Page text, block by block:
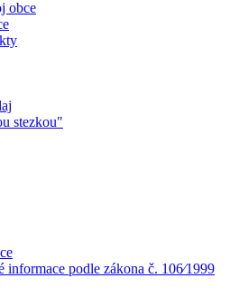
obce
stezkou"
informace podle zákona č. 106⁄1999